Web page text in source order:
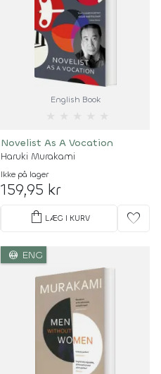
English Book
Novelist As A Vocation
Haruki Murakami
Ikke på lager
159,95 kr
shopping_bag LÆG I KURV favorite
language ENG